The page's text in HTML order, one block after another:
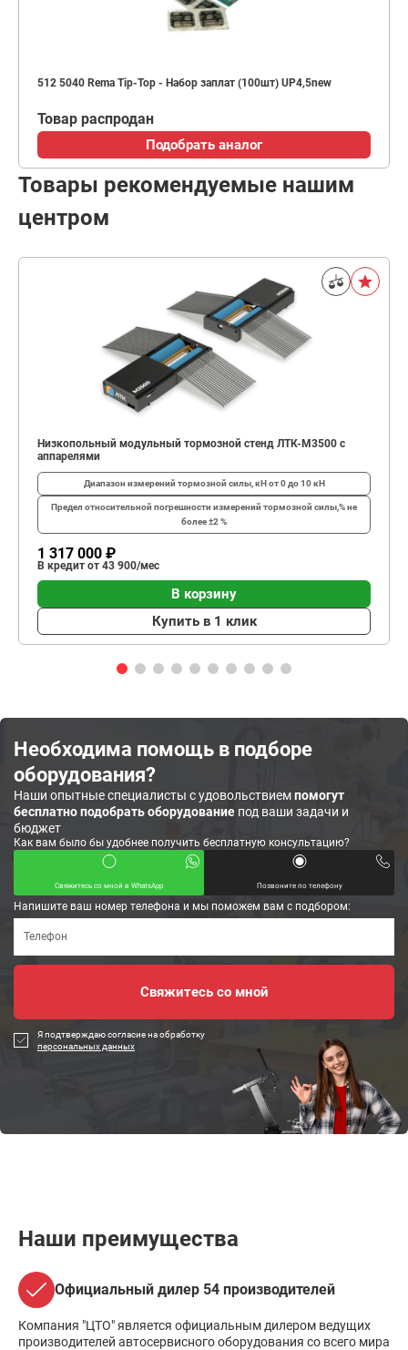
512 5040 Rema Tip-Top - Набор заплат (100шт) UP4,5new
Товар распродан
Подобрать аналог
Товары рекомендуемые нашим
центром
Низкопольный модульный тормозной стенд ЛТК-М3500 с
аппарелями
Диапазон измерений тормозной силы, кНот 0 до 10 кН
Предел относительной погрешности измерений тормозной силы,%не
более ±2 %
1 317 000 ₽
В кредит от 43 900/мес
В корзину
Купить в 1 клик
Необходима помощь в подборе
оборудования?
Наши опытные специалисты с удовольствиемпомогут
бесплатно подобрать оборудование под ваши задачи и
бюджет
Как вам было бы удобнее получить бесплатную консультацию?
Свяжитесь со мной в WhatsApp Позвоните по телефону
Напишите ваш номер телефона и мы поможем вам с подбором:
Я подтверждаю согласие на обработку
персональных данных
Наши преимущества
Официальный дилер 54 производителей
Компания "ЦТО" является официальным дилером ведущих
производителей автосервисного оборудования со всего мира